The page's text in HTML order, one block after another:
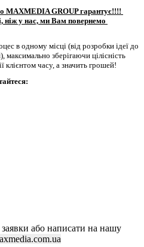
MAXMEDIA GROUP гарантує!!!!
ніж у нас, ми Вам повернемо
в одному місці (від розробки ідеї до
зберігаючи цілісність
клієнтом часу, а значить грошей!
або написати на нашу